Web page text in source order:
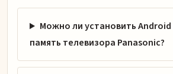
Можно ли установить
память телевизора Panasonic?